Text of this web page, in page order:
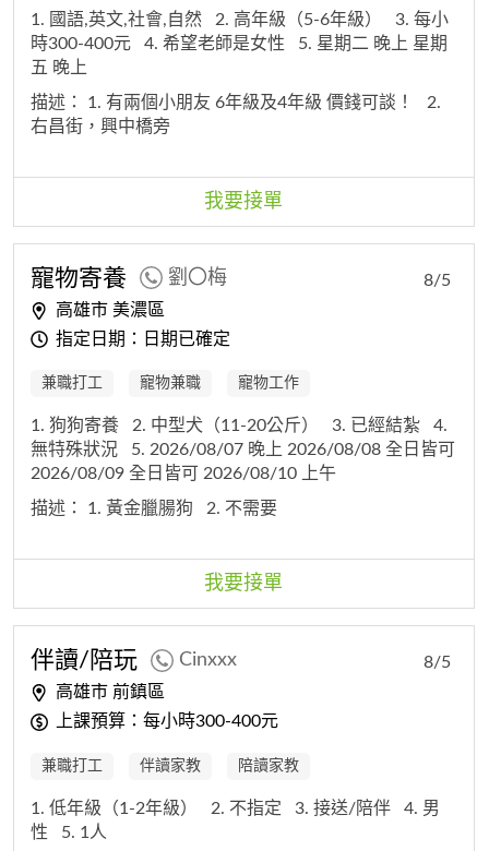
1. 國語,英文,社會,自然 2. 高年級（5-6年級）
3. 每小
時300-400元
4. 希望老師是女性
5. 星期二 晚上 星期
五 晚上
描述： 1. 有兩個小朋友 6年級及4年級 價錢可談！
2.
右昌街，興中橋旁
我要接單
寵物寄養 劉〇梅
高雄市 美濃區
指定日期：日期已確定
8/5
兼職打工 寵物兼職 寵物工作
1. 狗狗寄養 2. 中型犬（11-20公斤） 3. 已經結紮
4.
無特殊狀況
5. 2026/08/07 晚上 2026/08/08 全日皆可
2026/08/09 全日皆可 2026/08/10 上午
描述： 1. 黃金臘腸狗 2. 不需要
我要接單
伴讀/陪玩 Cinxxx
高雄市 前鎮區
上課預算：每小時300-400元
8/5
兼職打工 伴讀家教 陪讀家教
1. 低年級（1-2年級） 2. 不指定 3. 接送/陪伴
4. 男
性
5. 1人